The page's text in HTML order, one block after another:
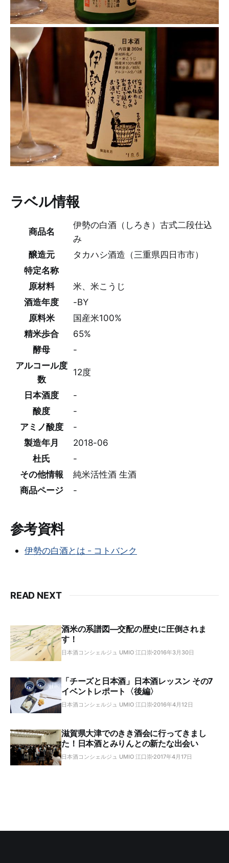
ラベル情報
商品名
伊勢の白酒（しろき）古式二段仕込
み
醸造元
タカハシ酒造（三重県四日市市）
特定名称
原材料
米、米こうじ
酒造年度
-BY
原料米
国産米100%
精米歩合
65%
酵母
-
アルコール度
数
12度
日本酒度
-
酸度
-
アミノ酸度
-
製造年月
2018-06
杜氏
-
その他情報
純米活性酒 生酒
商品ページ
-
参考資料
伊勢の白酒とは - コトバンク
READ NEXT
酒米の系譜図―交配の歴史に圧倒されま
す！
日本酒コンシェルジュ UMIO 江口崇 2016年3月30日
「チーズと日本酒」日本酒レッスン その7
イベントレポート〈後編〉
日本酒コンシェルジュ UMIO 江口崇 2016年4月12日
滋賀県大津でのきき酒会に行ってきまし
た！日本酒とみりんとの新たな出会い
日本酒コンシェルジュ UMIO 江口崇 2017年4月17日